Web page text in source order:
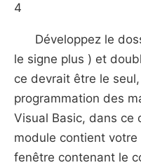
4
Développez le
le signe plus ) et
ce devrait être le
programmation des
Visual Basic, dans ce
module contient votre
fenêtre contenant le